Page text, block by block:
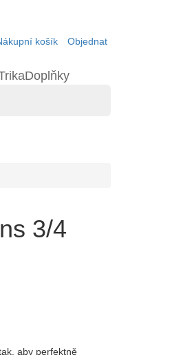
košík Objednat
Doplňky
3/4
aby perfektně